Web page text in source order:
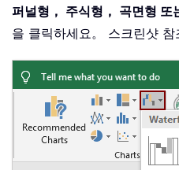
퍼널형， 주식형， 곡면형 또
을 클릭하세요。 스크린샷 참